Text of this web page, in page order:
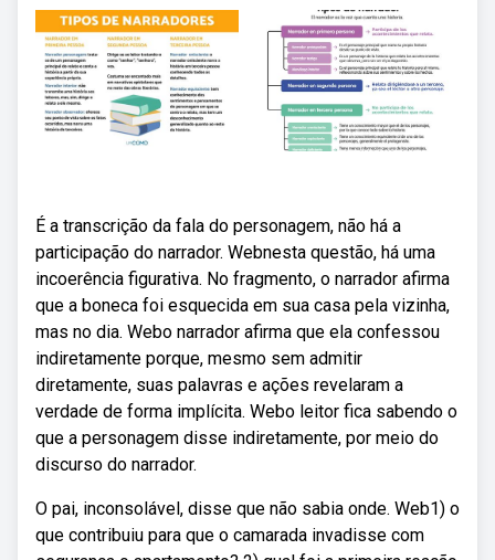
É a transcrição da fala do personagem, não há a
participação do narrador. Webnesta questão, há uma
incoerência figurativa. No fragmento, o narrador afirma
que a boneca foi esquecida em sua casa pela vizinha,
mas no dia. Webo narrador afirma que ela confessou
indiretamente porque, mesmo sem admitir
diretamente, suas palavras e ações revelaram a
verdade de forma implícita. Webo leitor fica sabendo o
que a personagem disse indiretamente, por meio do
discurso do narrador.
O pai, inconsolável, disse que não sabia onde. Web1) o
que contribuiu para que o camarada invadisse com